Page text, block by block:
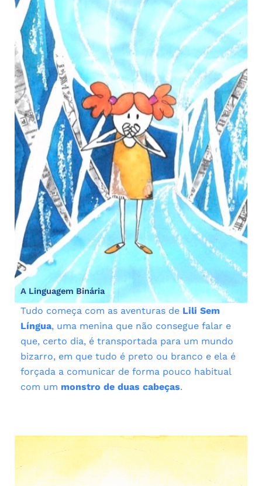
A Linguagem Binária
Tudo começa com as aventuras de Lili Sem
Língua, uma menina que não consegue falar e
que, certo dia, é transportada para um mundo
bizarro, em que tudo é preto ou branco e ela é
forçada a comunicar de forma pouco habitual
com um monstro de duas cabeças.